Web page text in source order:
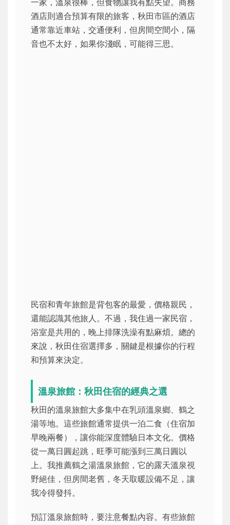
一家，溫泉很棒，但食物讓我有點失望。商務
酒店則適合預算有限的旅客，秋田市區的酒店
通常靠近車站，交通便利，但房間空間小，隔
音也不太好，如果你淺眠，可能得三思。
民宿和青年旅館是背包客的最愛，價格親民，
還能認識其他旅人。不過，我住過一家民宿，
浴室是共用的，晚上排隊洗澡有點麻煩。總的
來說，秋田住宿選擇多，關鍵是根據你的行程
和預算來決定。
溫泉旅館：秋田住宿的經典之選
秋田的溫泉旅館大多集中在乳頭溫泉鄉、鶴之
湯等地。這些旅館通常提供一泊二食（住宿加
早晚兩餐），讓你能深度體驗日本文化。價格
從一萬日圓起跳，旺季可能漲到三萬日圓以
上。我推薦鶴之湯溫泉旅館，它的露天溫泉視
野絕佳，但房間老舊，冬天取暖設備不足，讓
我冷得發抖。
預訂溫泉旅館時，要注意餐點內容。有些旅館